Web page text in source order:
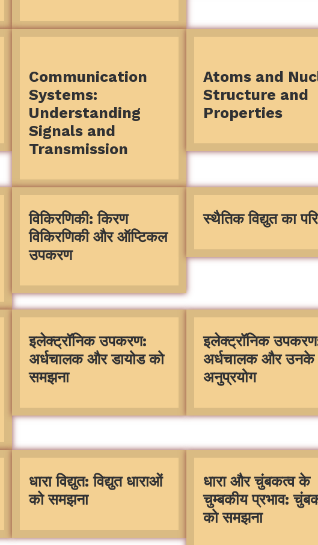
Communication
Systems:
Understanding
Signals and
Transmission
Atoms and
Structure and
Properties
विकिरणिकी: किरण
विकिरणिकी और ऑप्टिकल
उपकरण
स्थैतिक विद्युत का
इलेक्ट्रॉनिक उपकरण:
अर्धचालक और डायोड को
समझना
इलेक्ट्रॉनिक
अर्धचालक और उनके
अनुप्रयोग
धारा विद्युत: विद्युत धाराओं
को समझना
धारा और चुंबकत्व के
चुम्बकीय प्रभाव:
को समझना